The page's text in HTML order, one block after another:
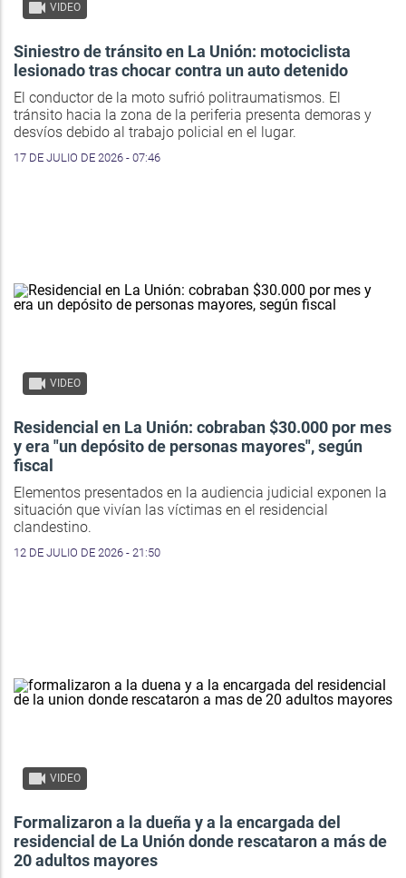
VIDEO
Siniestro de tránsito en La Unión: motociclista
lesionado tras chocar contra un auto detenido
El conductor de la moto sufrió politraumatismos. El
tránsito hacia la zona de la periferia presenta demoras y
desvíos debido al trabajo policial en el lugar.
17 DE JULIO DE 2026 - 07:46
VIDEO
Residencial en La Unión: cobraban $30.000 por mes
y era "un depósito de personas mayores", según
fiscal
Elementos presentados en la audiencia judicial exponen la
situación que vivían las víctimas en el residencial
clandestino.
12 DE JULIO DE 2026 - 21:50
VIDEO
Formalizaron a la dueña y a la encargada del
residencial de La Unión donde rescataron a más de
20 adultos mayores